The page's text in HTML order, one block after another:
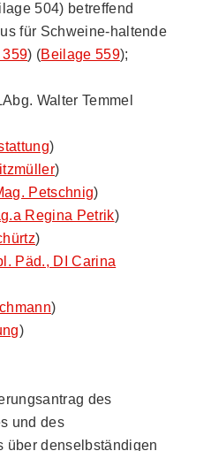
504) betreffend
für Schweine-haltende
359) (Beilage 559);
Walter Temmel
)
)
Petschnig)
Regina Petrik)
)
Päd., DI Carina
)
)
des
und des
über denselbständigen